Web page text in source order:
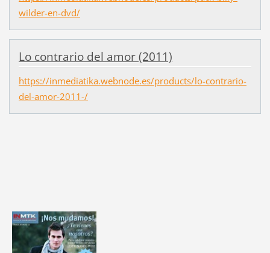
wilder-en-dvd/
Lo contrario del amor (2011)
https://inmediatika.webnode.es/products/lo-contrario-
del-amor-2011-/